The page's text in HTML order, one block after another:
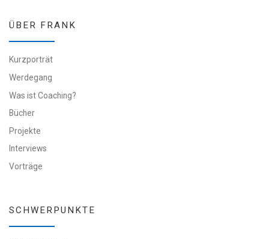
ÜBER FRANK
Kurzporträt
Werdegang
Was ist Coaching?
Bücher
Projekte
Interviews
Vorträge
SCHWERPUNKTE